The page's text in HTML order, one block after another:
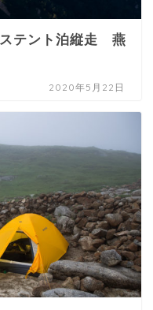
テント泊縦走 燕
2020年5月22日